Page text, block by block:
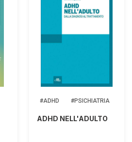
#ADHD #PSICHIATRIA
ADHD NELL'ADULTO